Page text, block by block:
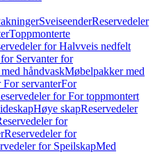
SveiseenderReservedeler
Toppmonterte
for Halvveis nedfelt
Servanter for
håndvaskMøbelpakker med
For servanterFor
for For toppmontert
Høye skapReservedeler
for
Reservedeler for
for SpeilskapMed